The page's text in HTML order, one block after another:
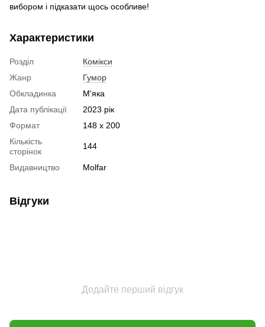
вибором і підказати щось особливе!
Характеристики
Розділ
Комікси
Жанр
Гумор
Обкладинка
М'яка
Дата публікації
2023 рік
Формат
148 x 200
Кількість
сторінок
144
Видавництво Molfar
Відгуки
Додайте перший відгук